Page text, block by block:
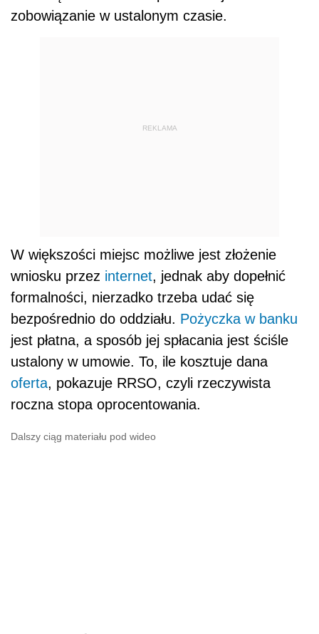
zobowiązanie w ustalonym czasie.
REKLAMA
W większości miejsc możliwe jest złożenie
wniosku przez internet, jednak aby dopełnić
formalności, nierzadko trzeba udać się
bezpośrednio do oddziału. Pożyczka w banku
jest płatna, a sposób jej spłacania jest ściśle
ustalony w umowie. To, ile kosztuje dana
oferta, pokazuje RRSO, czyli rzeczywista
roczna stopa oprocentowania.
Dalszy ciąg materiału pod wideo